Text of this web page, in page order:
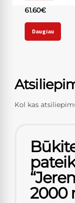
61.60€
Daugiau
Kol kas
2000